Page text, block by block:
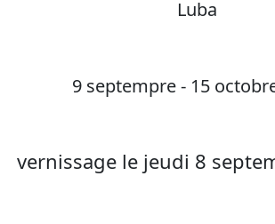
Luba
9 septempre - 15
vernissage le jeudi 8